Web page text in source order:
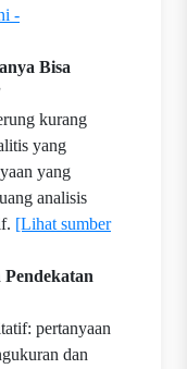
-
Bisa
kurang
yang
yang
analisis
[Lihat sumber
Pendekatan
pertanyaan
dan